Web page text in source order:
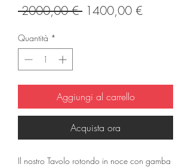
2000,00 € Prezzo
1400,00 €Prezzo
Quantità *
Aggiungi al carrello
Acquista ora
Il nostro Tavolo rotondo in noce con gamba